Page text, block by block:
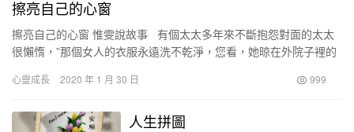
擦亮自己的心窗
擦亮自己的心窗 惟雯說故事 有個太太多年來不斷抱怨對面的太太
很懶惰，”那個女人的衣服永遠洗不乾淨，您看，她晾在外院子裡的
心靈成長 2020 年 1 月 30 日 999
人生拼圖